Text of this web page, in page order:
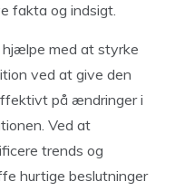
fakta og indsigt.
hjælpe med at styrke
ved at give den
på ændringer i
Ved at
trends og
hurtige beslutninger